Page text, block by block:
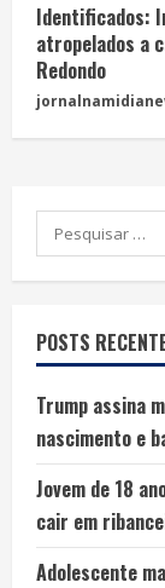
Identificados:
atropelados a
Redondo
POSTS
Trump assina
nascimento e
Jovem de 18
cair em
Adolescente